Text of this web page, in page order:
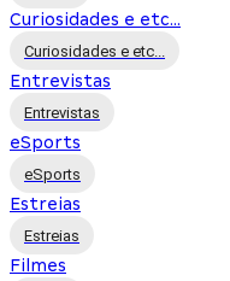
Curiosidades e etc...
Curiosidades e etc...
Entrevistas
Entrevistas
eSports
eSports
Estreias
Estreias
Filmes